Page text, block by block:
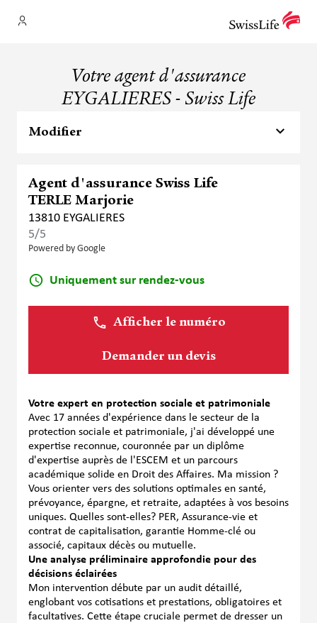
Votre agent d'assurance
EYGALIERES - Swiss Life
Modifier
Agent d'assurance Swiss Life
TERLE Marjorie
13810 EYGALIERES
5/5
Powered by Google
Uniquement sur rendez-vous
Afficher le numéro
Demander un devis
Votre expert en protection sociale et patrimoniale
Avec 17 années d'expérience dans le secteur de la
protection sociale et patrimoniale, j'ai développé une
expertise reconnue, couronnée par un diplôme
d'expertise auprès de l'ESCEM et un parcours
académique solide en Droit des Affaires. Ma mission ?
Vous orienter vers des solutions optimales en santé,
prévoyance, épargne, et retraite, adaptées à vos besoins
uniques. Quelles sont-elles? PER, Assurance-vie et
contrat de capitalisation, garantie Homme-clé ou
associé, capitaux décès ou mutuelle.
Une analyse préliminaire approfondie pour des
décisions éclairées
Mon intervention débute par un audit détaillé,
englobant vos cotisations et prestations, obligatoires et
facultatives. Cette étape cruciale permet de dresser un